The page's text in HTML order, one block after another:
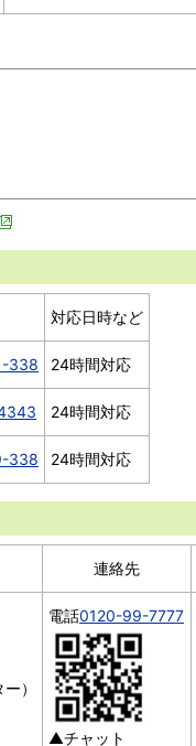
対応日時など
338 24時間対応
24時間対応
338 24時間対応
連絡先
）
電話0120-99-7777
▲チャット